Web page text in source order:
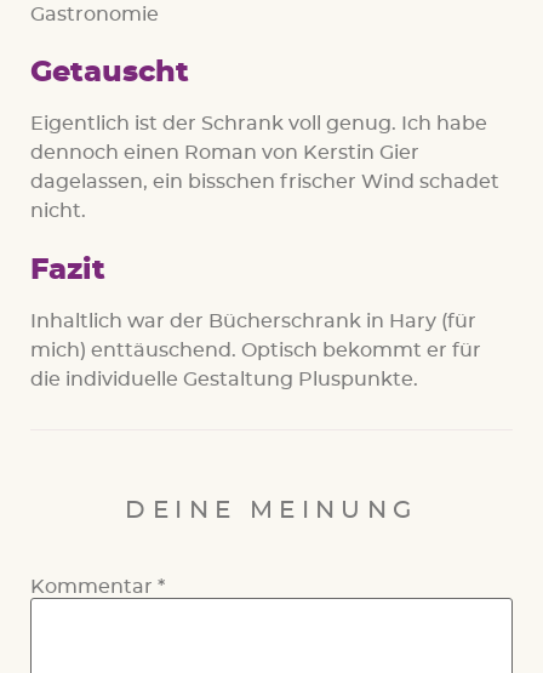
Gastronomie
Getauscht
Eigentlich ist der Schrank voll genug. Ich habe
dennoch einen Roman von Kerstin Gier
dagelassen, ein bisschen frischer Wind schadet
nicht.
Fazit
Inhaltlich war der Bücherschrank in Hary (für
mich) enttäuschend. Optisch bekommt er für
die individuelle Gestaltung Pluspunkte.
DEINE MEINUNG
Kommentar *